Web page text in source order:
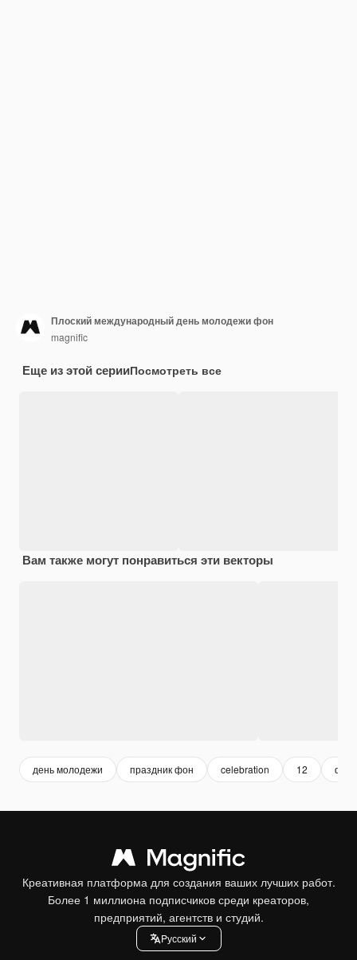
Плоский международный день молодежи фон
magnific
Еще из этой серииПосмотреть все
Вам также могут понравиться эти векторы
день молодежи праздник фон celebration 12 фон
Креативная платформа для создания ваших лучших работ.
Более 1 миллиона подписчиков среди креаторов,
предприятий, агентств и студий.
Pусский